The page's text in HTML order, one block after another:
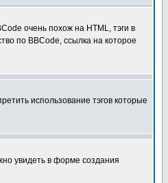
очень похож на HTML, тэги в
по BBCode, ссылка на которое
использование тэгов которые
увидеть в форме создания